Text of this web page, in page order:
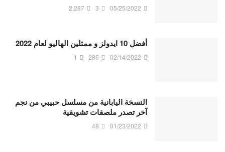
05/25/2022
3
2,287
أفضل 10 ايدولز و ممثلين الهاليو لعام 2022
02/14/2022
286
1
النسخة اليابانية من مسلسل حبيبي من نجم
آخر تصدر ملصقات تشويقية
01/23/2022
48